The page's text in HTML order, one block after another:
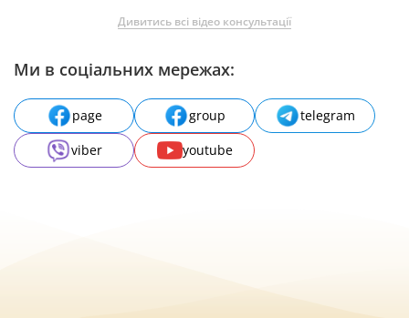
Дивитись всі відео консультації
Ми в соціальних мережах:
page group
telegram
viber
youtube